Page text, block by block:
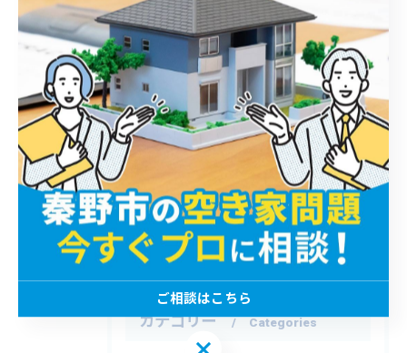
2026/06/07
不動産売却の承諾書を巡る神奈川県秦野
市中郡二宮町で失敗しない手続きと注意
点
2026/05/31
3 4 5
カテゴリー Categories
ご相談はこちら
ご相談はこちら